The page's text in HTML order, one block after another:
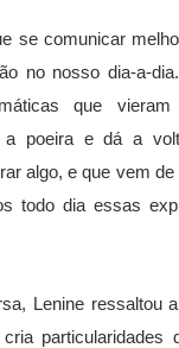
se comunicar
no nosso dia-a-
que
a poeira e dá a
algo, e que vem
todo dia essas
Lenine ressaltou
particularidades